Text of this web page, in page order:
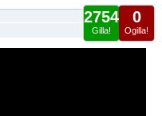
0
Ogilla!
2754
Gilla!